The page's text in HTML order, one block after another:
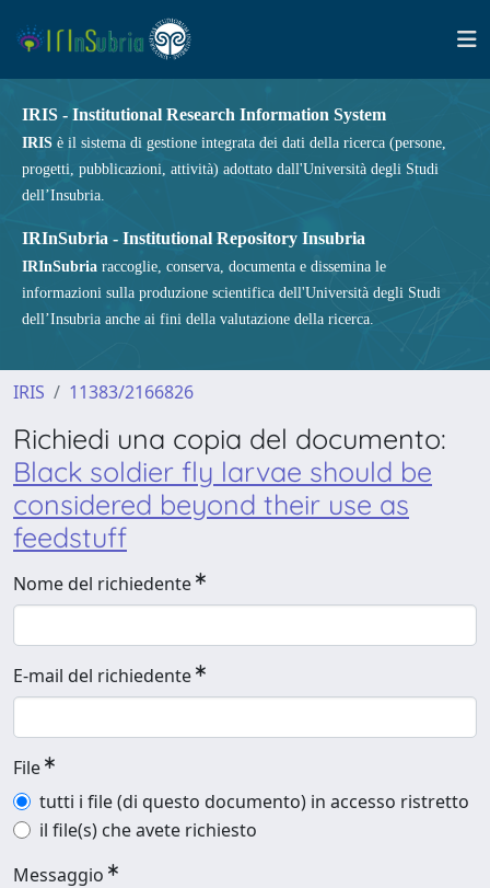
IRIS - Institutional Research Information System
IRIS è il sistema di gestione integrata dei dati della ricerca (persone,
progetti, pubblicazioni, attività) adottato dall'Università degli Studi
dell’Insubria.
IRInSubria - Institutional Repository Insubria
IRInSubria raccoglie, conserva, documenta e dissemina le
informazioni sulla produzione scientifica dell'Università degli Studi
dell’Insubria anche ai fini della valutazione della ricerca.
IRIS 11383/2166826
Richiedi una copia del documento:
Black soldier fly larvae should be
considered beyond their use as
feedstuff
Nome del richiedente
E-mail del richiedente
File
tutti i file (di questo documento) in accesso ristretto
il file(s) che avete richiesto
Messaggio